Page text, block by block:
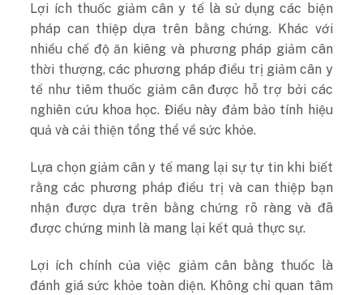
Lợi ích thuốc giảm cân y tế là sử dụng các biện
pháp can thiệp dựa trên bằng chứng. Khác với
nhiều chế độ ăn kiêng và phương pháp giảm cân
thời thượng, các phương pháp điều trị giảm cân y
tế như tiêm thuốc giảm cân được hỗ trợ bởi các
nghiên cứu khoa học. Điều này đảm bảo tính hiệu
quả và cải thiện tổng thể về sức khỏe.
Lựa chọn giảm cân y tế mang lại sự tự tin khi biết
rằng các phương pháp điều trị và can thiệp bạn
nhận được dựa trên bằng chứng rõ ràng và đã
được chứng minh là mang lại kết quả thực sự.
Lợi ích chính của việc giảm cân bằng thuốc là
đánh giá sức khỏe toàn diện. Không chỉ quan tâm